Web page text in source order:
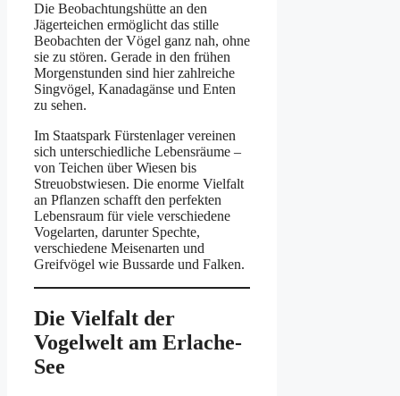
Die Beobachtungshütte an den
Jägerteichen ermöglicht das stille
Beobachten der Vögel ganz nah, ohne
sie zu stören. Gerade in den frühen
Morgenstunden sind hier zahlreiche
Singvögel, Kanadagänse und Enten
zu sehen.
Im Staatspark Fürstenlager vereinen
sich unterschiedliche Lebensräume –
von Teichen über Wiesen bis
Streuobstwiesen. Die enorme Vielfalt
an Pflanzen schafft den perfekten
Lebensraum für viele verschiedene
Vogelarten, darunter Spechte,
verschiedene Meisenarten und
Greifvögel wie Bussarde und Falken.
Die Vielfalt der
Vogelwelt am Erlache-
See